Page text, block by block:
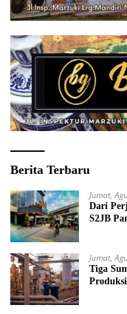
Berita Terbaru
Jumat,
Dari
S2JB
Jumat,
Tiga